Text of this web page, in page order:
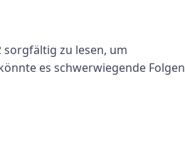
sorgfältig zu lesen, um
es schwerwiegende Folgen